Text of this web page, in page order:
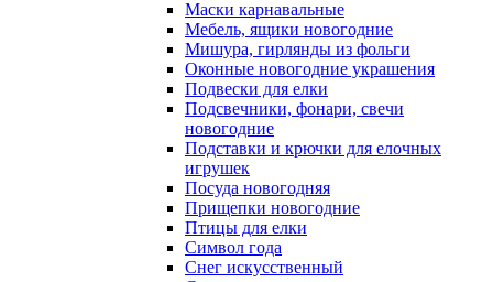
Маски карнавальные
Мебель, ящики новогодние
Мишура, гирлянды из фольги
Оконные новогодние украшения
Подвески для елки
Подсвечники, фонари, свечи
новогодние
Подставки и крючки для елочных
игрушек
Посуда новогодняя
Прищепки новогодние
Птицы для елки
Символ года
Снег искусственный